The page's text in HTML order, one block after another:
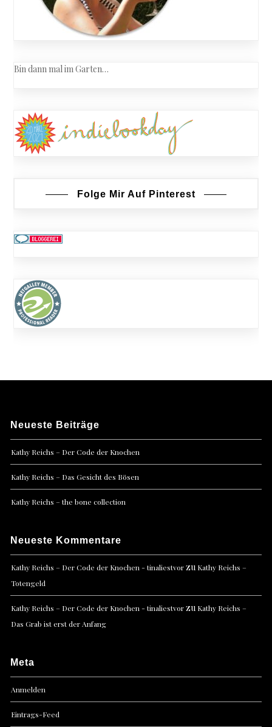
Bin dann mal im Garten…
Folge Mir Auf Pinterest
Neueste Beiträge
Kathy Reichs – Der Code der Knochen
Kathy Reichs – Das Gesicht des Bösen
Kathy Reichs – the bone collection
Neueste Kommentare
Kathy Reichs – Der Code der Knochen - tinaliestvorzu Kathy Reichs –
Totengeld
Kathy Reichs – Der Code der Knochen - tinaliestvorzu Kathy Reichs –
Das Grab ist erst der Anfang
Meta
Anmelden
Eintrags-Feed